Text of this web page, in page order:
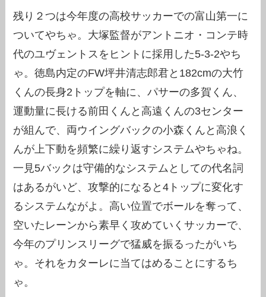
残り２つは今年度の高校サッカーでの富山第一に
ついてやちゃ。大塚監督がアントニオ・コンテ時
代のユヴェントスをヒントに採用した5-3-2やち
ゃ。徳島内定のFW坪井清志郎君と182cmの大竹
くんの長身2トップを軸に、パサーの多賀くん、
運動量に長ける前田くんと高遠くんの3センター
が組んで、両ウイングバックの小森くんと高浪く
んが上下動を頻繁に繰り返すシステムやちゃね。
一見5バックは守備的なシステムとしての代名詞
はあるがいど、攻撃的になると4トップに変化す
るシステムながよ。高い位置でボールを奪って、
空いたレーンから素早く攻めていくサッカーで、
今年のプリンスリーグで猛威を振るったがいち
ゃ。それをカターレに当てはめることにするち
ゃ。